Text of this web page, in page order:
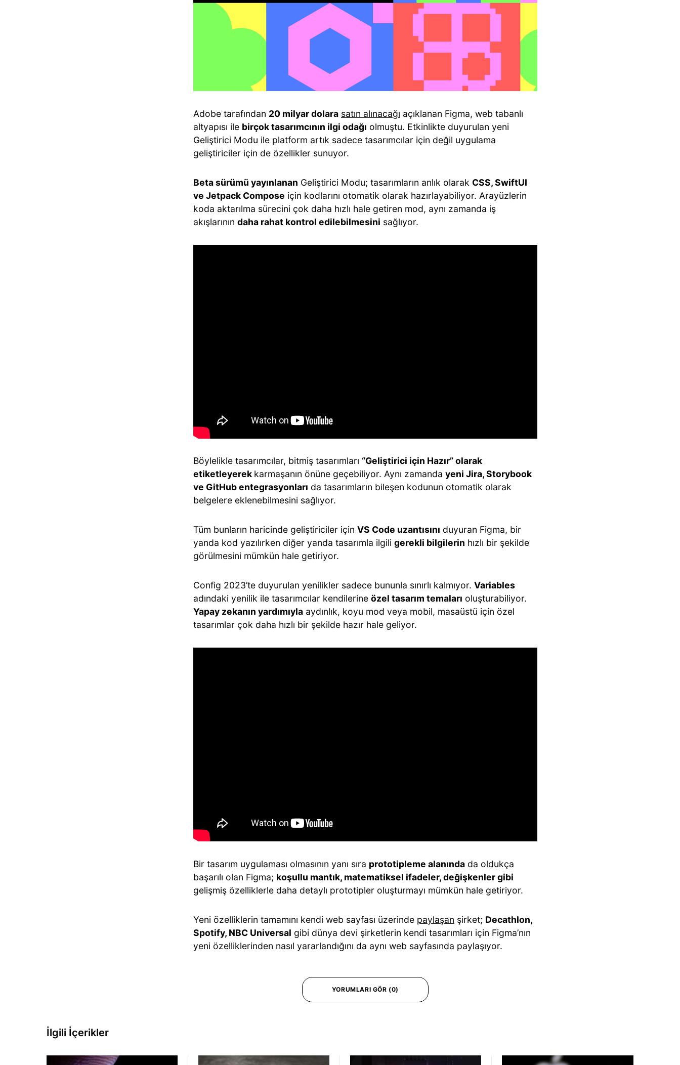
Adobe tarafından 20 milyar dolara satın alınacağı açıklanan Figma, web tabanlı
altyapısı ile birçok tasarımcının ilgi odağı olmuştu. Etkinlikte duyurulan yeni
Geliştirici Modu ile platform artık sadece tasarımcılar için değil uygulama
geliştiriciler için de özellikler sunuyor.
Beta sürümü yayınlanan Geliştirici Modu; tasarımların anlık olarak CSS, SwiftUI
ve Jetpack Compose için kodlarını otomatik olarak hazırlayabiliyor. Arayüzlerin
koda aktarılma sürecini çok daha hızlı hale getiren mod, aynı zamanda iş
akışlarının daha rahat kontrol edilebilmesini sağlıyor.
Böylelikle tasarımcılar, bitmiş tasarımları “Geliştirici için Hazır” olarak
etiketleyerek karmaşanın önüne geçebiliyor. Aynı zamanda yeni Jira, Storybook
ve GitHub entegrasyonları da tasarımların bileşen kodunun otomatik olarak
belgelere eklenebilmesini sağlıyor.
Tüm bunların haricinde geliştiriciler için VS Code uzantısını duyuran Figma, bir
yanda kod yazılırken diğer yanda tasarımla ilgili gerekli bilgilerin hızlı bir şekilde
görülmesini mümkün hale getiriyor.
Config 2023’te duyurulan yenilikler sadece bununla sınırlı kalmıyor. Variables
adındaki yenilik ile tasarımcılar kendilerine özel tasarım temaları oluşturabiliyor.
Yapay zekanın yardımıyla aydınlık, koyu mod veya mobil, masaüstü için özel
tasarımlar çok daha hızlı bir şekilde hazır hale geliyor.
Bir tasarım uygulaması olmasının yanı sıra prototipleme alanında da oldukça
başarılı olan Figma; koşullu mantık, matematiksel ifadeler, değişkenler gibi
gelişmiş özelliklerle daha detaylı prototipler oluşturmayı mümkün hale getiriyor.
Yeni özelliklerin tamamını kendi web sayfası üzerinde paylaşan şirket; Decathlon,
Spotify, NBC Universal gibi dünya devi şirketlerin kendi tasarımları için Figma’nın
yeni özelliklerinden nasıl yararlandığını da aynı web sayfasında paylaşıyor.
YORUMLARI GÖR (0)
İlgili İçerikler